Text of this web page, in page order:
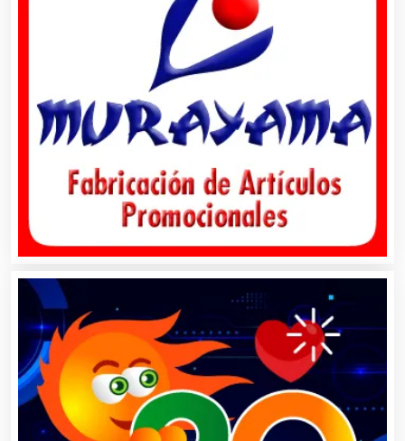
Artes Gráficas
Artesanías
Artículos de Oficina
Artículos de Piel
Artículos Deportivos
Artículos Importados